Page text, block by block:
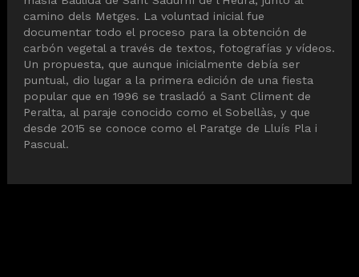
camino dels Metges. La voluntad inicial fue
documentar todo el proceso para la obtención de
carbón vegetal a través de textos, fotografías y vídeos.
Un propuesta, que aunque inicialmente debía ser
puntual, dio lugar a la primera edición de una fiesta
popular que en 1996 se trasladó a Sant Climent de
Peralta, al paraje conocido como el Sobellàs, y que
desde 2015 se conoce como el Paratge de Lluís Pla i
Pascual.